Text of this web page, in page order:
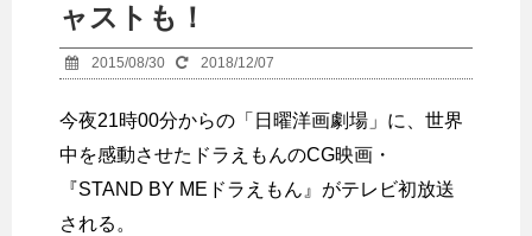
ャストも！
2015/08/30 2018/12/07
今夜21時00分からの「日曜洋画劇場」に、世界
中を感動させたドラえもんのCG映画・
『STAND BY MEドラえもん』がテレビ初放送
される。